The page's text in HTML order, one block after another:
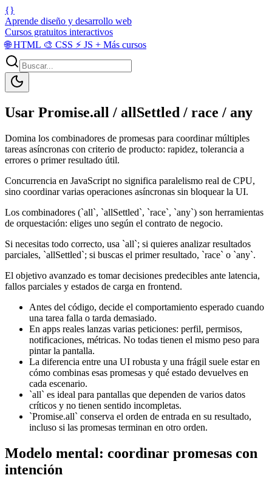
{}
Aprende diseño y desarrollo web
Cursos gratuitos interactivos
🌐HTML 🎨 CSS ⚡ JS + Más cursos
Usar Promise.all / allSettled / race / any
Domina los combinadores de promesas para coordinar múltiples
tareas asíncronas con criterio de producto: rapidez, tolerancia a
errores o primer resultado útil.
Concurrencia en JavaScript no significa paralelismo real de CPU,
sino coordinar varias operaciones asíncronas sin bloquear la UI.
Los combinadores (`all`, `allSettled`, `race`, `any`) son herramientas
de orquestación: eliges uno según el contrato de negocio.
Si necesitas todo correcto, usa `all`; si quieres analizar resultados
parciales, `allSettled`; si buscas el primer resultado, `race` o `any`.
El objetivo avanzado es tomar decisiones predecibles ante latencia,
fallos parciales y estados de carga en frontend.
Antes del código, decide el comportamiento esperado cuando
una tarea falla o tarda demasiado.
En apps reales lanzas varias peticiones: perfil, permisos,
notificaciones, métricas. No todas tienen el mismo peso para
pintar la pantalla.
La diferencia entre una UI robusta y una frágil suele estar en
cómo combinas esas promesas y qué estado devuelves en
cada escenario.
`all` es ideal para pantallas que dependen de varios datos
críticos y no tienen sentido incompletas.
`Promise.all` conserva el orden de entrada en su resultado,
incluso si las promesas terminan en otro orden.
Modelo mental: coordinar promesas con
intención